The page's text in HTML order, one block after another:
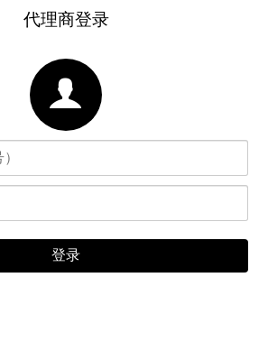
代理商登录